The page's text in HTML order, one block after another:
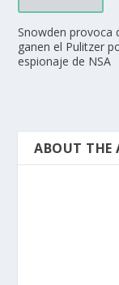
Snowden provoca
ganen el Pulitzer
espionaje de NSA
ABOUT THE